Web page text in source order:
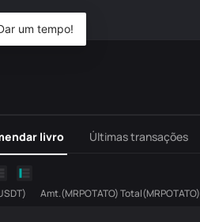
livro Últimas transações
) Amt.(MRPOTATO)Total(MRPOTATO)
um tempo!